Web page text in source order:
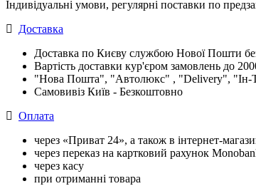
Індивідуальні умови, регулярні поставки по
Доставка
Доставка по Києву службою Нової Пошти
Вартість доставки кур'єром замовлень до
"Нова Пошта", "Автолюкс" , "Delivery", "Iн-
Самовивіз Київ - Безкоштовно
Оплата
через «Приват 24», а також в інтернет-
через переказ на картковий рахунок
через касу
при отриманні товара